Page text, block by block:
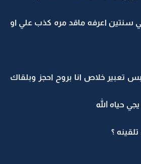
سنتين اعرفه ماقد مره كذب علي او
تعبير خلاص انا بروح احجز وبلقاك
حياه الله
؟